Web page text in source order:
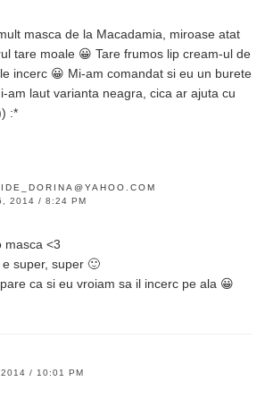
masca de la Macadamia, miroase atat
tare moale 😀 Tare frumos lip cream-ul de
incerc 😀 Mi-am comandat si eu un burete
am laut varianta neagra, cica ar ajuta cu
:*
2014 / 8:24 PM
masca <3
super, super 🙂
ca si eu vroiam sa il incerc pe ala 😀
/ 10:01 PM